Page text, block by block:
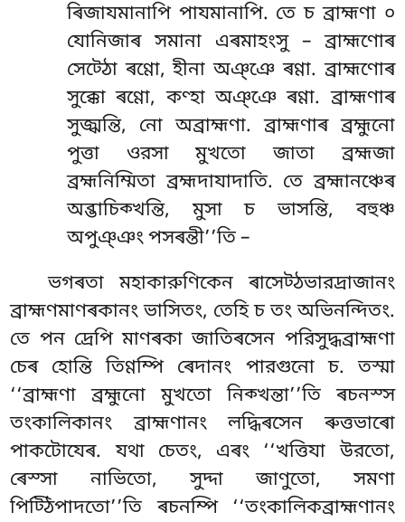
ৰিজাযমানাপি পাযমানাপি. তে চ ব্রাহ্মণা ০
যোনিজাৰ সমানা এৰমাহংসু – ব্রাহ্মণোৰ
সেট্ঠো ৰণ্ণো, হীনা অঞ্ঞে ৰণ্ণা. ব্রাহ্মণোৰ
সুক্কো ৰণ্ণো, কণ্হা অঞ্ঞে ৰণ্ণা. ব্রাহ্মণাৰ
সুজ্ঝন্তি, নো অব্রাহ্মণা. ব্রাহ্মণাৰ ব্রহ্মুনো
পুত্তা ওরসা মুখতো জাতা ব্রহ্মজা
ব্রহ্মনিম্মিতা ব্রহ্মদাযাদাতি. তে ব্রহ্মানঞ্চেৰ
অব্ভাচিক্খন্তি, মুসা চ ভাসন্তি, বহুঞ্চ
অপুঞ্ঞং পসৰন্তী’’তি –
ভগৰতা মহাকারুণিকেন ৰাসেট্ঠভারদ্ৰাজানং
ব্রাহ্মণমাণৰকানং ভাসিতং, তেহি চ তং অভিনন্দিতং.
তে পন দ্ৰেপি মাণৰকা জাতিৰসেন পরিসুদ্ধব্রাহ্মণা
চেৰ হোন্তি তিণ্ণম্পি ৰেদানং পারগুনো চ. তস্মা
‘‘ব্রাহ্মণা ব্রহ্মুনো মুখতো নিক্খন্তা’’তি ৰচনস্স
তংকালিকানং ব্রাহ্মণানং লদ্ধিৰসেন ৰুত্তভাৰো
পাকটোযেৰ. যথা চেতং, এৰং ‘‘খত্তিযা উরতো,
ৰেস্সা নাভিতো, সুদ্দা জাণুতো, সমণা
পিট্ঠিপাদতো’’তি ৰচনম্পি ‘‘তংকালিকব্রাহ্মণানং